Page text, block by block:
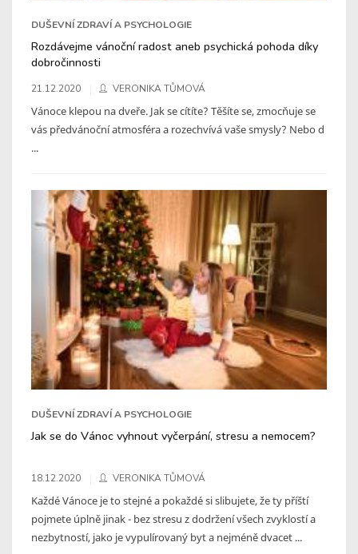
DUŠEVNÍ ZDRAVÍ A PSYCHOLOGIE
Rozdávejme vánoční radost aneb psychická pohoda díky
dobročinnosti
21.12.2020 VERONIKA TŮMOVÁ
Vánoce klepou na dveře. Jak se cítíte? Těšíte se, zmocňuje se
vás předvánoční atmosféra a rozechvívá vaše smysly? Nebo d
...
DUŠEVNÍ ZDRAVÍ A PSYCHOLOGIE
Jak se do Vánoc vyhnout vyčerpání, stresu a nemocem?
18.12.2020 VERONIKA TŮMOVÁ
Každé Vánoce je to stejné a pokaždé si slibujete, že ty příští
pojmete úplně jinak - bez stresu z dodržení všech zvyklostí a
nezbytností, jako je vypulírovaný byt a nejméně dvacet ...